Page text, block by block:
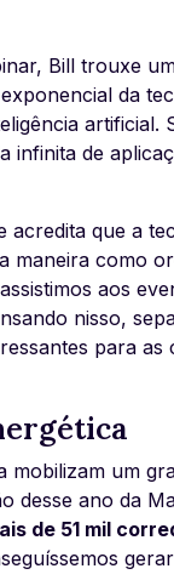
Bill trouxe
da
artificial.
infinita de
acredita que a
maneira como
aos
nisso,
para as
mobilizam um
desse ano da
de 51 mil